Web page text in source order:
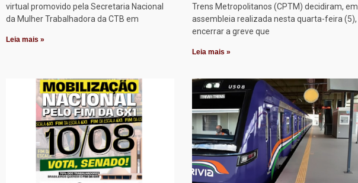
virtual promovido pela Secretaria Nacional
da Mulher Trabalhadora da CTB em
Leia mais »
Trens Metropolitanos (CPTM) decidiram, em
assembleia realizada nesta quarta-feira (5),
encerrar a greve que
Leia mais »